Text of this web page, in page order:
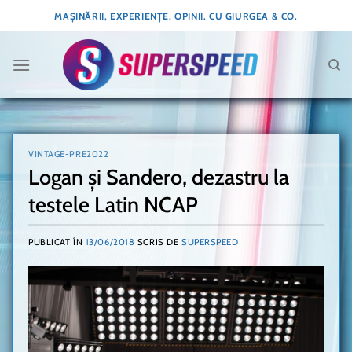
to
MAȘINĂRII, EXPERIENȚE, OPINII. CU GIURGEA & CO.
VINTAGE-PRE2022
Logan și Sandero, dezastru la
testele Latin NCAP
PUBLICAT ÎN 13/06/2018 SCRIS DE SUPERSPEED